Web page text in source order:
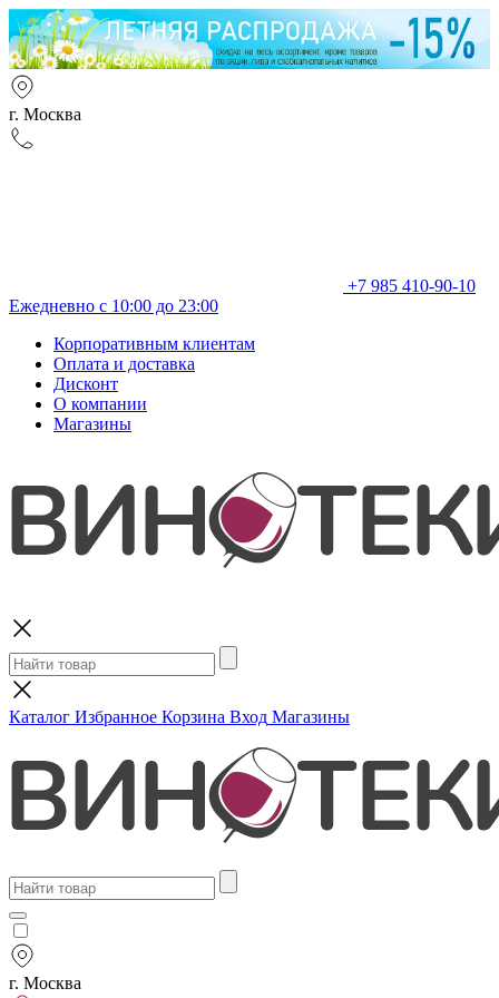
г. Москва
+7 985 410-90-10
Ежедневно с 10:00 до 23:00
Корпоративным клиентам
Оплата и доставка
Дисконт
О компании
Магазины
Каталог Избранное Корзина Вход Магазины
г. Москва